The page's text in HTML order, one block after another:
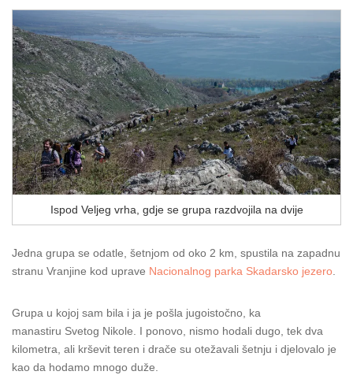
Ispod Veljeg vrha, gdje se grupa razdvojila na dvije
Jedna grupa se odatle, šetnjom od oko 2 km, spustila na zapadnu
stranu Vranjine kod uprave Nacionalnog parka Skadarsko jezero
Grupa u kojoj sam bila i ja je pošla jugoistočno, ka
manastiru Svetog Nikole. I ponovo, nismo hodali dugo, tek dva
kilometra, ali krševit teren i drače su otežavali šetnju i djelovalo je
kao da hodamo mnogo duže.